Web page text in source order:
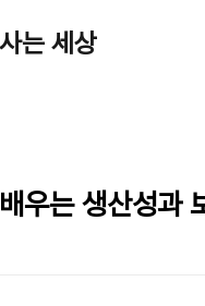
는 세상
우는 생산성과